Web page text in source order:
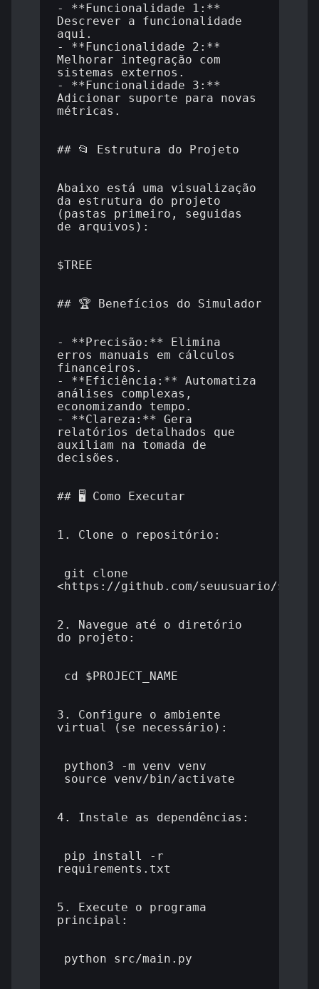
- **Funcionalidade 1:**
Descrever a funcionalidade
aqui.
- **Funcionalidade 2:**
Melhorar integração com
sistemas externos.
- **Funcionalidade 3:**
Adicionar suporte para novas
métricas.
## 📂 Estrutura do Projeto
Abaixo está uma visualização
da estrutura do projeto
(pastas primeiro, seguidas
de arquivos):
$TREE
## 🏆 Benefícios do Simulador
- **Precisão:** Elimina
erros manuais em cálculos
financeiros.
- **Eficiência:** Automatiza
análises complexas,
economizando tempo.
- **Clareza:** Gera
relatórios detalhados que
auxiliam na tomada de
decisões.
## 🖥️ Como Executar
1. Clone o repositório:
git clone
<https://github.com/seuusuario/
2. Navegue até o diretório
do projeto:
cd $PROJECT_NAME
3. Configure o ambiente
virtual (se necessário):
python3 -m venv venv
source venv/bin/activate
4. Instale as dependências:
pip install -r
requirements.txt
5. Execute o programa
principal:
python src/main.py